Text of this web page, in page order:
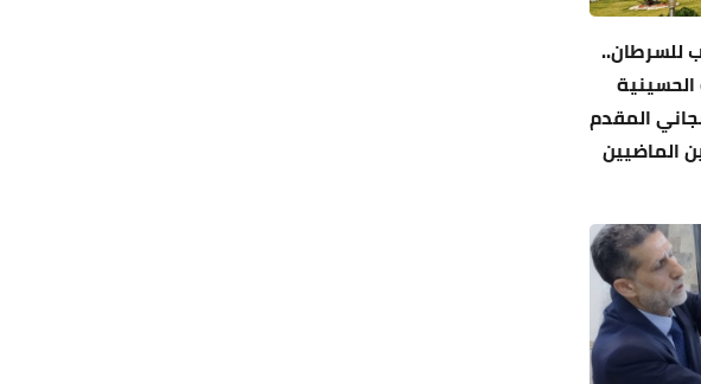
من (1000) محارب للسرطان..
المقدم